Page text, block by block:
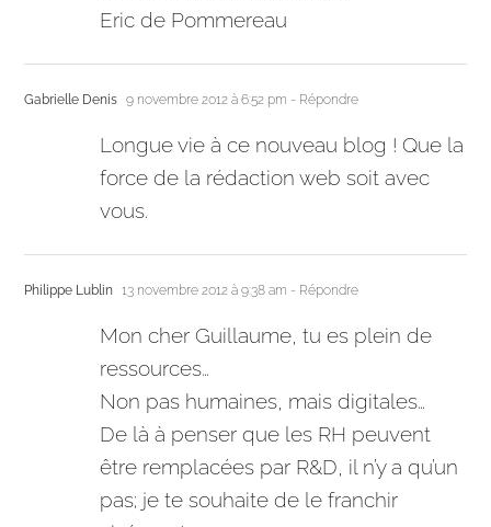
Eric de Pommereau
Gabrielle Denis 9 novembre 2012 à 6:52 pm - Répondre
Longue vie à ce nouveau blog ! Que la
force de la rédaction web soit avec
vous.
Philippe Lublin 13 novembre 2012 à 9:38 am - Répondre
Mon cher Guillaume, tu es plein de
ressources…
Non pas humaines, mais digitales…
De là à penser que les RH peuvent
être remplacées par R&D, il n’y a qu’un
pas; je te souhaite de le franchir